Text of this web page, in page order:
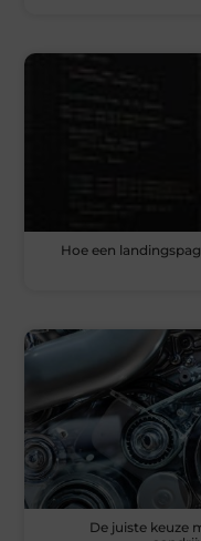
Hoe een
De juiste keuze